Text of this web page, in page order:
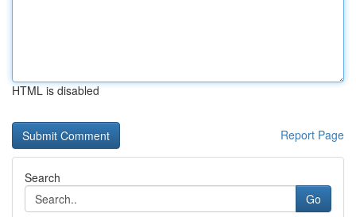
HTML is disabled
Report Page
Search
Go